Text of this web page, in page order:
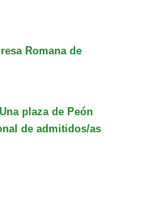
Romana de
plaza de Peón
de admitidos/as